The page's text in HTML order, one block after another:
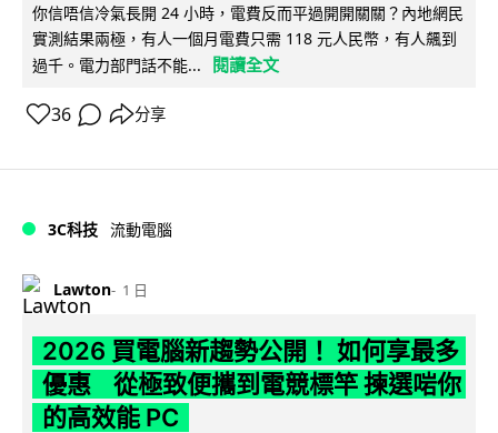
你信唔信冷氣長開 24 小時，電費反而平過開開關關？內地網民
實測結果兩極，有人一個月電費只需 118 元人民幣，有人飆到
過千。電力部門話不能...
閱讀全文
36 分享
3C科技 流動電腦
Lawton 1 日
2026 買電腦新趨勢公開！ 如何享最多
優惠 從極致便攜到電競標竿 揀選啱你
的高效能 PC